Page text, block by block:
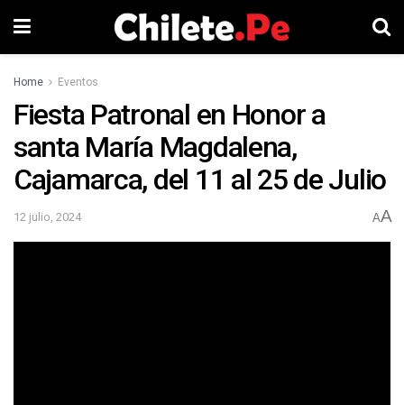
Home Eventos
Fiesta Patronal en Honor a
santa María Magdalena,
Cajamarca, del 11 al 25 de Julio
12 julio, 2024 AA